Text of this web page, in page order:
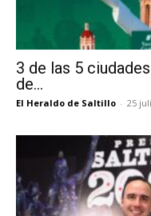
3 de las 5
de...
El Heraldo de Saltillo - 25